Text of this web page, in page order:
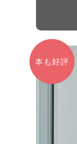
本も好評